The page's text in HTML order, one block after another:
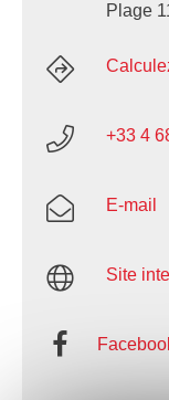
Plage
+33 4
E-mail
Site